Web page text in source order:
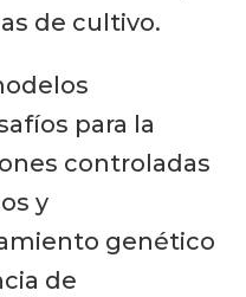
de cultivo.
para la
controladas
y
genético
de